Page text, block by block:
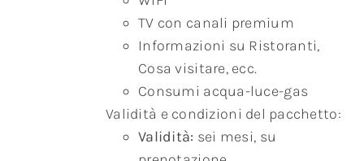
TV con canali premium
Informazioni su Ristoranti,
Cosa visitare, ecc.
Consumi acqua-luce-gas
Validità e condizioni del pacchetto:
Validità: sei mesi, su